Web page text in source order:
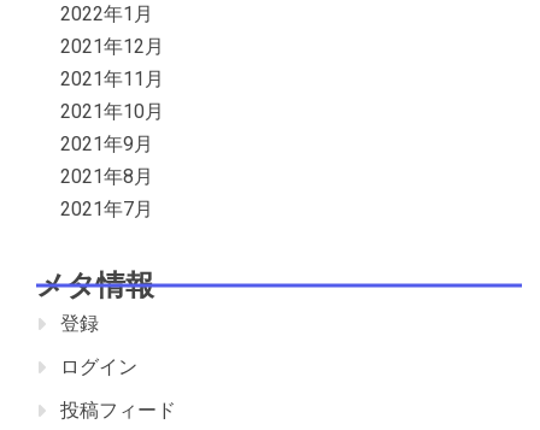
2022年1月
2021年12月
2021年11月
2021年10月
2021年9月
2021年8月
2021年7月
メタ情報
登録
ログイン
投稿フィード